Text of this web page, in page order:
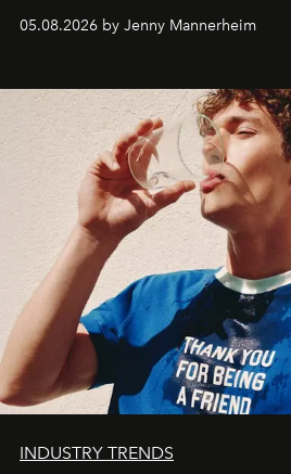
codes de la parfumerie
une approche aussi intuitive que
05.08.2026 by Jenny Mannerheim
INDUSTRY TRENDS